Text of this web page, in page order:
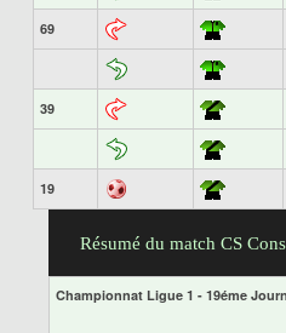
69
39
19
Résumé du match CS
Championnat Ligue 1 - 19éme